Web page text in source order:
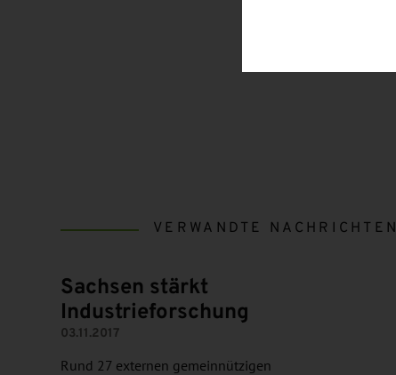
VERWANDTE NACHRICHTEN
Sachsen stärkt
Industrieforschung
03.11.2017
Rund 27 externen gemeinnützigen